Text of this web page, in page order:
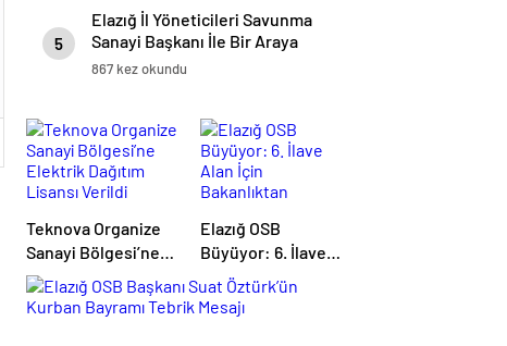
5
Elazığ İl Yöneticileri Savunma
Sanayi Başkanı İle Bir Araya
Geldi
867 kez okundu
Teknova Organize
Sanayi Bölgesi’ne
Elektrik Dağıtım
Lisansı Verildi
Elazığ OSB
Büyüyor: 6. İlave
Alan İçin
Bakanlıktan
Stratejik Onay!